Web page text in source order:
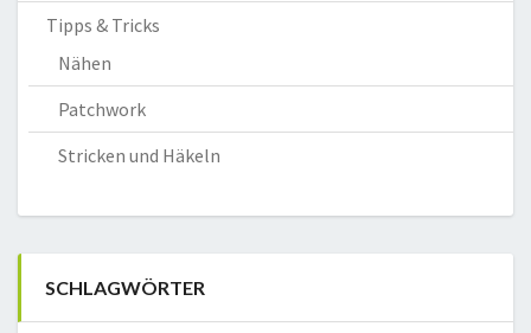
Tipps & Tricks
Nähen
Patchwork
Stricken und Häkeln
SCHLAGWÖRTER